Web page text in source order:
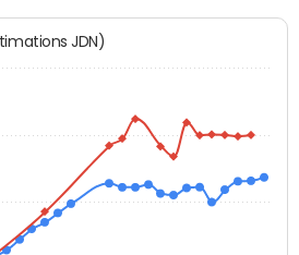
: estimations JDN)